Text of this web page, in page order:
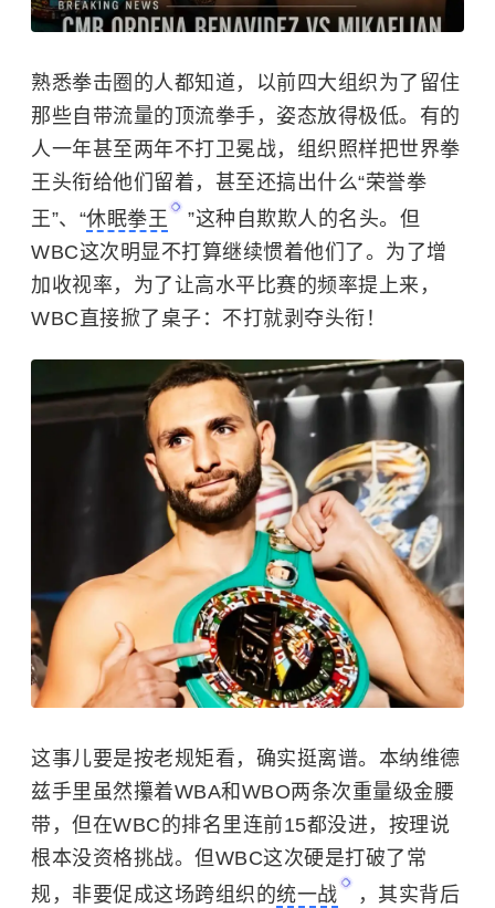
熟悉拳击圈的人都知道，以前四大组织为了留住
那些自带流量的顶流拳手，姿态放得极低。有的
人一年甚至两年不打卫冕战，组织照样把世界拳
王头衔给他们留着，甚至还搞出什么“荣誉拳
王”、“休眠拳王
”这种自欺欺人的名头。但
WBC这次明显不打算继续惯着他们了。为了增
加收视率，为了让高水平比赛的频率提上来，
WBC直接掀了桌子：不打就剥夺头衔！
这事儿要是按老规矩看，确实挺离谱。本纳维德
兹手里虽然攥着WBA和WBO两条次重量级金腰
带，但在WBC的排名里连前15都没进，按理说
根本没资格挑战。但WBC这次硬是打破了常
规，非要促成这场跨组织的统一战
，其实背后